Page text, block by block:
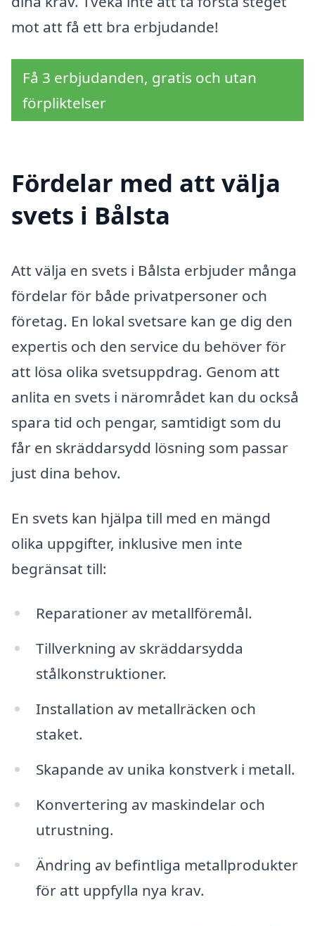
mot att få ett bra erbjudande!
Få 3 erbjudanden, gratis och utan
förpliktelser
Fördelar med att välja
svets i Bålsta
Att välja en svets i Bålsta erbjuder många
fördelar för både privatpersoner och
företag. En lokal svetsare kan ge dig den
expertis och den service du behöver för
att lösa olika svetsuppdrag. Genom att
anlita en svets i närområdet kan du också
spara tid och pengar, samtidigt som du
får en skräddarsydd lösning som passar
just dina behov.
En svets kan hjälpa till med en mängd
olika uppgifter, inklusive men inte
begränsat till:
Reparationer av metallföremål.
Tillverkning av skräddarsydda
stålkonstruktioner.
Installation av metallräcken och
staket.
Skapande av unika konstverk i metall.
Konvertering av maskindelar och
utrustning.
Ändring av befintliga metallprodukter
för att uppfylla nya krav.